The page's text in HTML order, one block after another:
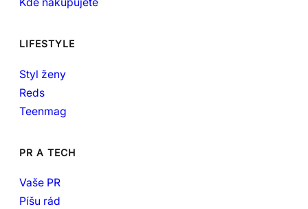
LIFESTYLE
Styl ženy
Reds
Teenmag
PR A TECH
Vaše PR
Píšu rád